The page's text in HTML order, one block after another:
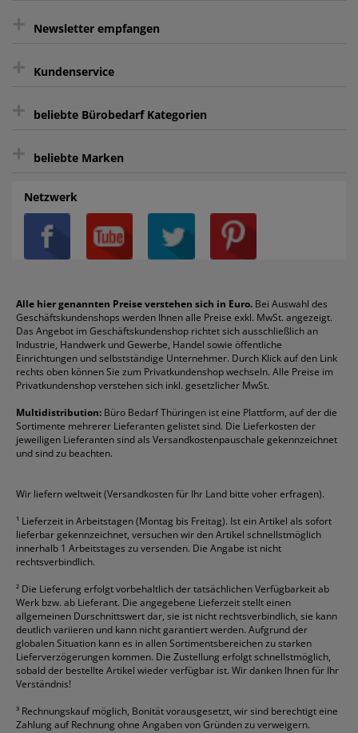
Kauf auf Rechnung³
sicher Shoppen durch SSL
intelligentes Kundenkonto
+ Newsletter empfangen
Sie können sich zu jeder Zeit abmelden.
+ Kundenservice
Kontakt
FAQ
AGB
Datenschutz
Privatsphäre-Einstellungen
Über uns
Reklamation / Retouren
Vertrag widerrufen (Privatkunden)
Rabatte & Aktionen
+ beliebte Bürobedarf Kategorien
Aktenvernichter
Batterien
Bleistifte
Blöcke
Boardmarker
Briefumschläge
Druckerpatronen
Etiketten
Fineliner
Folienschreiber
Formulare
Gelschreiber
Geschäftsbücher
Heftstreifen
Kaffee
Klebeband
Klemmmappen
Kopierpapier
Korrekturmittel
Kugelschreiber
Mappen
Ordner
Packband
Permanentmarker
Radiergummis
Schnellhefter
Sichthüllen
Taschenrechner
Textmarker
Tintenroller
Tintenpatronen
Toilettenpapier
Toner
Versandmaterial
Versandtaschen
+ beliebte Marken
Alco
Avery/Zweckform
Canon
Durable
DYMO
Edding
Esselte
Faber-Castell
Fellowes
Franken
Fripa
HP
Leitz
Läufer
Melitta
Pentel
Pelikan
Pilot
Pritt
Schneider
Stabilo
Staedtler
alle Marken anzeigen
Netzwerk
Alle hier genannten Preise verstehen sich in Euro. Bei Auswahl des
Geschäftskundenshops werden Ihnen alle Preise exkl. MwSt. angezeigt.
Das Angebot im Geschäftskundenshop richtet sich ausschließlich an
Industrie, Handwerk und Gewerbe, Handel sowie öffentliche
Einrichtungen und selbstständige Unternehmer. Durch Klick auf den Link
rechts oben können Sie zum Privatkundenshop wechseln. Alle Preise im
Privatkundenshop verstehen sich inkl. gesetzlicher MwSt.
Multidistribution: Büro Bedarf Thüringen ist eine Plattform, auf der die
Sortimente mehrerer Lieferanten gelistet sind. Die Lieferkosten der
jeweiligen Lieferanten sind als Versandkostenpauschale gekennzeichnet
und sind zu beachten.
Wir liefern weltweit (Versandkosten für Ihr Land bitte voher erfragen).
¹ Lieferzeit in Arbeitstagen (Montag bis Freitag). Ist ein Artikel als sofort
lieferbar gekennzeichnet, versuchen wir den Artikel schnellstmöglich
innerhalb 1 Arbeitstages zu versenden. Die Angabe ist nicht
rechtsverbindlich.
² Die Lieferung erfolgt vorbehaltlich der tatsächlichen Verfügbarkeit ab
Werk bzw. ab Lieferant. Die angegebene Lieferzeit stellt einen
allgemeinen Durschnittswert dar, sie ist nicht rechtsverbindlich, sie kann
deutlich variieren und kann nicht garantiert werden. Aufgrund der
globalen Situation kann es in allen Sortimentsbereichen zu starken
Lieferverzögerungen kommen. Die Zustellung erfolgt schnellstmöglich,
sobald der bestellte Artikel wieder verfügbar ist. Wir danken Ihnen für Ihr
Verständnis!
³ Rechnungskauf möglich, Bonität vorausgesetzt, wir sind berechtigt eine
Zahlung auf Rechnung ohne Angaben von Gründen zu verweigern.